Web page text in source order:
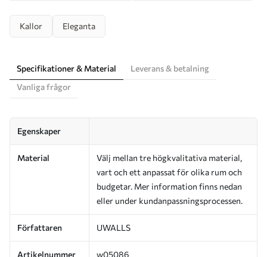
Kallor Eleganta
Specifikationer & Material
Leverans & betalning
Vanliga frågor
Egenskaper
Material
Välj mellan tre högkvalitativa material,
vart och ett anpassat för olika rum och
budgetar. Mer information finns nedan
eller under kundanpassningsprocessen.
Författaren UWALLS
Artikelnummer w05086